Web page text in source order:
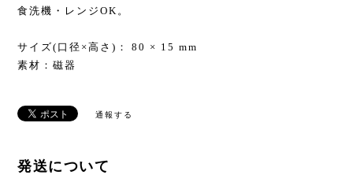
食洗機・レンジOK。
サイズ(口径×高さ)： 80 × 15 mm
素材：磁器
通報する
発送について